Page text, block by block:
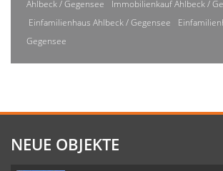
Ahlbeck / Gegensee
Immobilienkauf Ahlbeck /
Einfamilienhaus Ahlbeck / Gegensee
Gegensee
NEUE OBJEKTE